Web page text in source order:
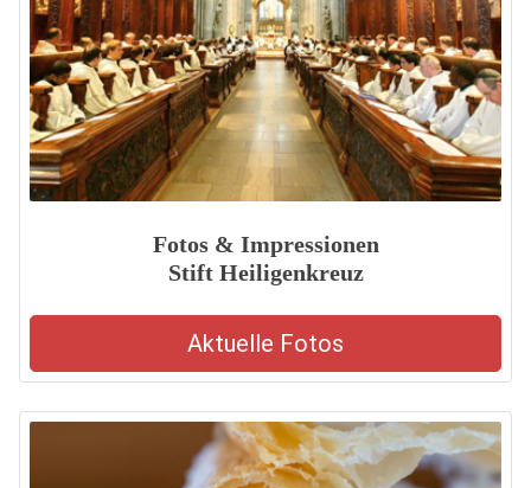
Fotos & Impressionen
Stift Heiligenkreuz
Aktuelle Fotos